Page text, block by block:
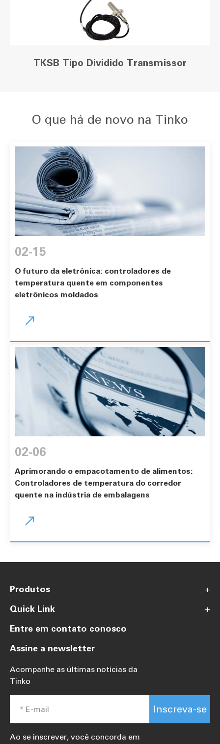
TKSB Tipo Dividido Transmissor
O que há de novo na Tinko
02-15
O futuro da eletrônica: controladores de
temperatura quente em componentes
eletrônicos moldados

02-06
Aprimorando o empacotamento de alimentos:
Controladores de temperatura do corredor
quente na indústria de embalagens

Produtos
+
Quick Link
+
Entre em contato conosco
Assine a newsletter
Acompanhe as últimas notícias da
Tinko
Inscreva-se
Ao se inscrever, você concorda em